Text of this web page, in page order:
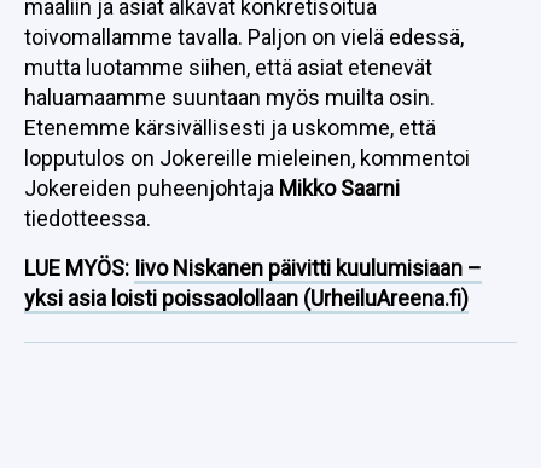
maaliin ja asiat alkavat konkretisoitua
toivomallamme tavalla. Paljon on vielä edessä,
mutta luotamme siihen, että asiat etenevät
haluamaamme suuntaan myös muilta osin.
Etenemme kärsivällisesti ja uskomme, että
lopputulos on Jokereille mieleinen, kommentoi
Jokereiden puheenjohtaja Mikko Saarni
tiedotteessa.
LUE MYÖS: Iivo Niskanen päivitti kuulumisiaan –
yksi asia loisti poissaolollaan (UrheiluAreena.fi)